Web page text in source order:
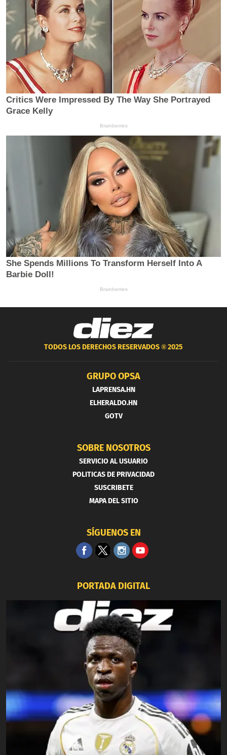
TODOS LOS DERECHOS RESERVADOS ®2025
GRUPO OPSA
LAPRENSA.HN
ELHERALDO.HN
GOTV
SOBRE NOSOTROS
SERVICIO AL USUARIO
POLITICAS DE PRIVACIDAD
SUSCRIBETE
MAPA DEL SITIO
SÍGUENOS EN
PORTADA DIGITAL